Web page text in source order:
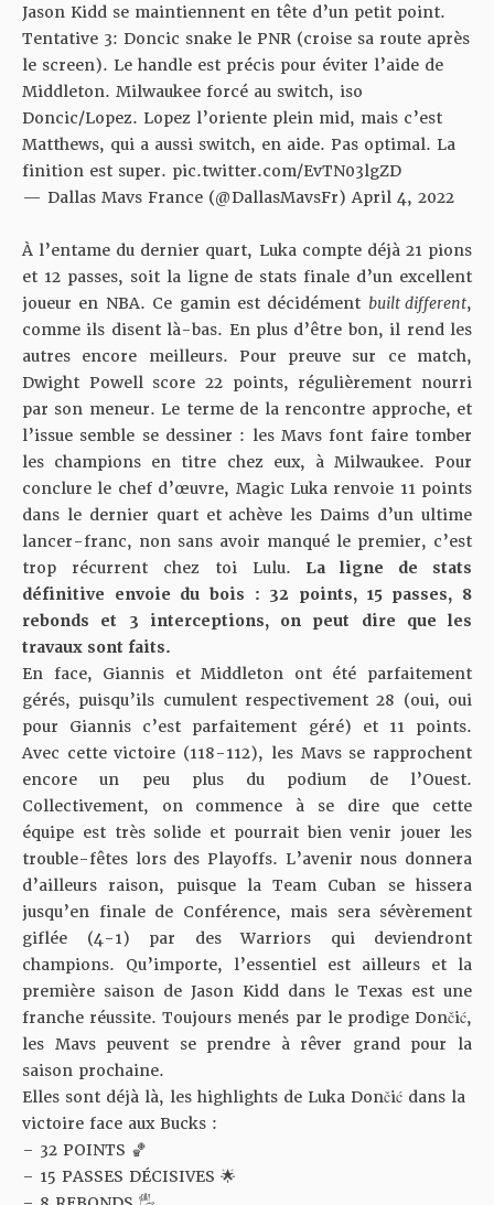
Jason Kidd se maintiennent en tête d’un petit point.
Tentative 3: Doncic snake le PNR (croise sa route après
le screen). Le handle est précis pour éviter l’aide de
Middleton. Milwaukee forcé au switch, iso
Doncic/Lopez. Lopez l’oriente plein mid, mais c’est
Matthews, qui a aussi switch, en aide. Pas optimal. La
finition est super. pic.twitter.com/EvTN03lgZD
— Dallas Mavs France (@DallasMavsFr)April 4, 2022
À l’entame du dernier quart, Luka compte déjà 21 pions
et 12 passes, soit la ligne de stats finale d’un excellent
joueur en NBA. Ce gamin est décidément built different,
comme ils disent là-bas. En plus d’être bon, il rend les
autres encore meilleurs. Pour preuve sur ce match,
Dwight Powell score 22 points, régulièrement nourri
par son meneur. Le terme de la rencontre approche, et
l’issue semble se dessiner : les Mavs font faire tomber
les champions en titre chez eux, à Milwaukee. Pour
conclure le chef d’œuvre, Magic Luka renvoie 11 points
dans le dernier quart et achève les Daims d’un ultime
lancer-franc, non sans avoir manqué le premier, c’est
trop récurrent chez toi Lulu. La ligne de stats
définitive envoie du bois : 32 points, 15 passes, 8
rebonds et 3 interceptions, on peut dire que les
travaux sont faits.
En face, Giannis et Middleton ont été parfaitement
gérés, puisqu’ils cumulent respectivement 28 (oui, oui
pour Giannis c’est parfaitement géré) et 11 points.
Avec cette victoire (118-112), les Mavs se rapprochent
encore un peu plus du podium de l’Ouest.
Collectivement, on commence à se dire que cette
équipe est très solide et pourrait bien venir jouer les
trouble-fêtes lors des Playoffs. L’avenir nous donnera
d’ailleurs raison, puisque la Team Cuban se hissera
jusqu’en finale de Conférence, mais sera sévèrement
giflée (4-1) par des Warriors qui deviendront
champions. Qu’importe, l’essentiel est ailleurs et la
première saison de Jason Kidd dans le Texas est une
franche réussite. Toujours menés par le prodige Dončić,
les Mavs peuvent se prendre à rêver grand pour la
saison prochaine.
Elles sont déjà là, les highlights de Luka Dončić dans la
victoire face aux Bucks :
– 32 POINTS 🏀
– 15 PASSES DÉCISIVES 🌟